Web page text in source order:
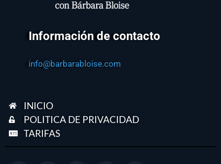
Información de contacto
info@barbarabloise.com
INICIO
POLITICA DE PRIVACIDAD
TARIFAS